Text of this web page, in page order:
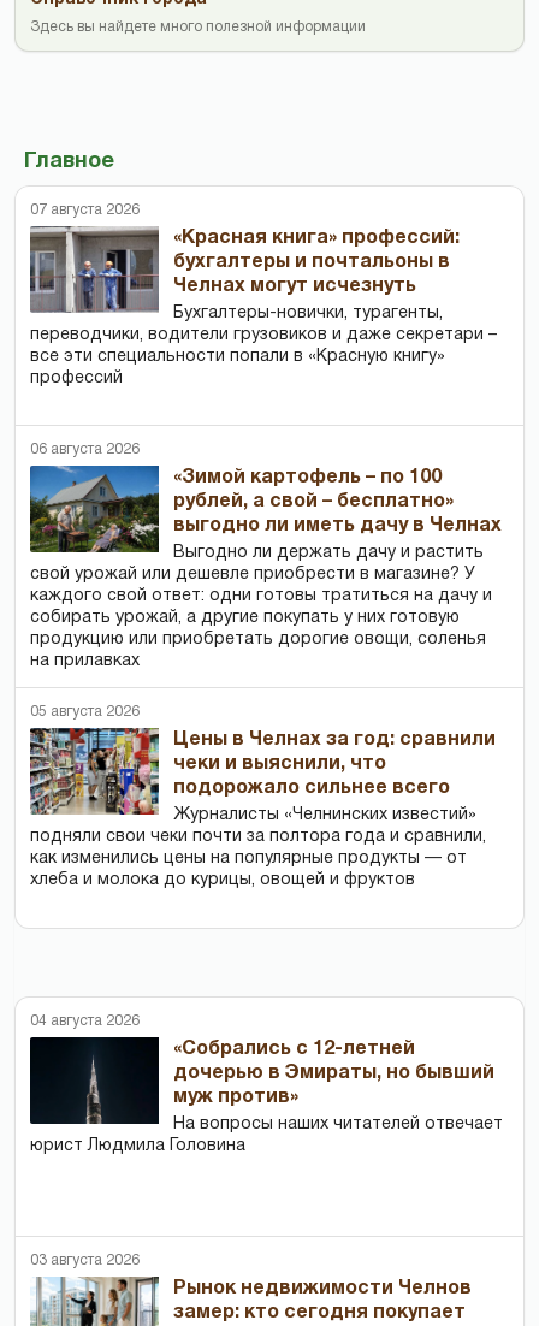
Здесь вы найдете много полезной информации
Главное
07 августа 2026
«Красная книга» профессий:
бухгалтеры и почтальоны в
Челнах могут исчезнуть
Бухгалтеры-новички, тур­агенты,
переводчики, водители грузовиков и даже секретари –
все эти специальности попали в «Красную книгу»
профессий
06 августа 2026
«Зимой картофель – по 100
рублей, а свой – бесплатно»
выгодно ли иметь дачу в Челнах
Выгодно ли держать дачу и растить
свой урожай или дешевле приобрести в магазине? У
каждого свой ответ: одни готовы тратиться на дачу и
собирать урожай, а другие покупать у них готовую
продукцию или приобретать дорогие овощи, соленья
на прилавках
05 августа 2026
Цены в Челнах за год: сравнили
чеки и выяснили, что
подорожало сильнее всего
Журналисты «Челнинских известий»
подняли свои чеки почти за полтора года и сравнили,
как изменились цены на популярные продукты — от
хлеба и молока до курицы, овощей и фруктов
04 августа 2026
«Собрались с 12-летней
дочерью в Эмираты, но бывший
муж против»
На вопросы наших читателей отвечает
юрист Людмила Головина
03 августа 2026
Рынок недвижимости Челнов
замер: кто сегодня покупает